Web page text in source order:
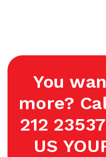
You
more?
212
US